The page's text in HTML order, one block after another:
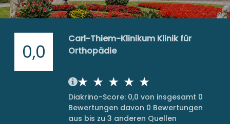
0,0
Carl-Thiem-Klinikum Klinik für
Orthopädie
Diakrino-Score: 0,0 von insgesamt 0
Bewertungen davon 0 Bewertungen
aus bis zu 3 anderen Quellen